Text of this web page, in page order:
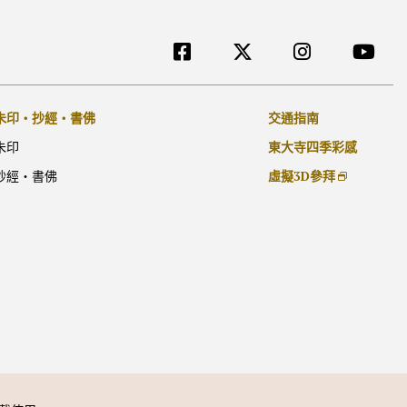
印・抄經・書佛
印
經・書佛
[TW]外部リンク他
交通指南
東大寺四季彩感
虛擬3D參拜